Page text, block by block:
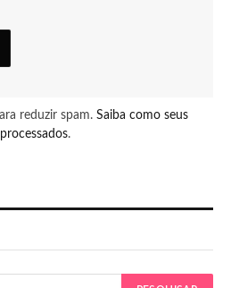
reduzir spam. Saiba como seus
.